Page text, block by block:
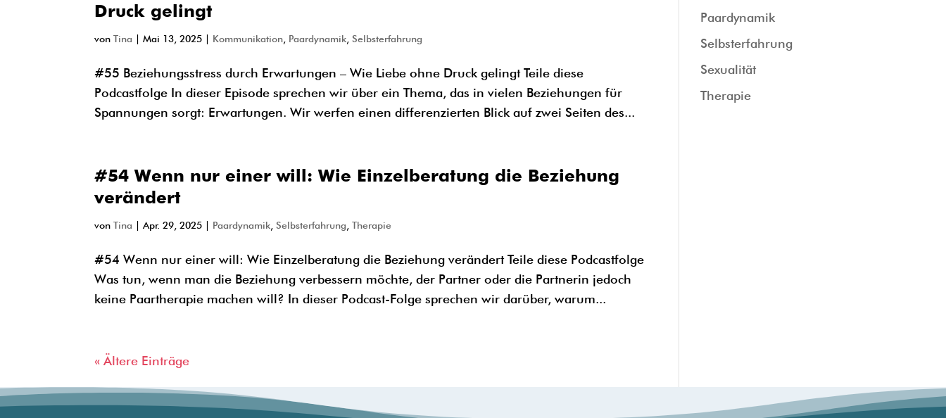
Druck gelingt
vonTina |Mai 13, 2025 Kommunikation Paardynamik ,Selbsterfahrung
#55 Beziehungsstress durch Erwartungen – Wie Liebe ohne Druck gelingt Teile diese
Podcastfolge In dieser Episode sprechen wir über ein Thema, das in vielen Beziehungen für
Spannungen sorgt: Erwartungen. Wir werfen einen differenzierten Blick auf zwei Seiten des...
#54 Wenn nur einer will: Wie Einzelberatung die Beziehung
verändert
vonTina |Apr. 29, 2025 Paardynamik ,Selbsterfahrung ,Therapie
#54 Wenn nur einer will: Wie Einzelberatung die Beziehung verändert Teile diese Podcastfolge
Was tun, wenn man die Beziehung verbessern möchte, der Partner oder die Partnerin jedoch
keine Paartherapie machen will? In dieser Podcast-Folge sprechen wir darüber, warum...
« Ältere Einträge
Paardynamik
Selbsterfahrung
Sexualität
Therapie